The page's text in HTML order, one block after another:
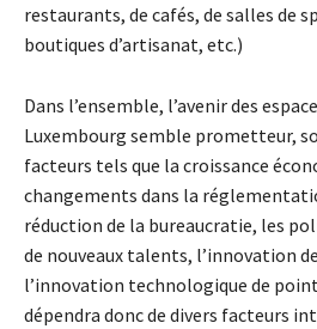
restaurants, de cafés, de salles de
boutiques d’artisanat, etc.)
Dans l’ensemble, l’avenir des
Luxembourg semble prometteur,
facteurs tels que la croissance
changements dans la
réduction de la bureaucratie, les
de nouveaux talents, l’innovation
l’innovation technologique de
dépendra donc de divers facteurs